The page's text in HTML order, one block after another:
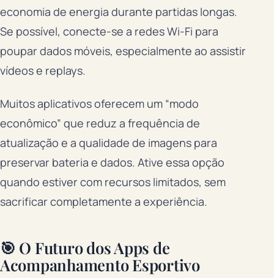
economia de energia durante partidas longas.
Se possível, conecte-se a redes Wi-Fi para
poupar dados móveis, especialmente ao assistir
vídeos e replays.
Muitos aplicativos oferecem um “modo
econômico” que reduz a frequência de
atualização e a qualidade de imagens para
preservar bateria e dados. Ative essa opção
quando estiver com recursos limitados, sem
sacrificar completamente a experiência.
🎯 O Futuro dos Apps de
Acompanhamento Esportivo